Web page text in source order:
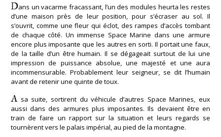
Dans un vacarme fracassant, l’un des modules heurta les restes
d’une maison près de leur position, pour s’écraser au sol. Il
s’ouvrit, comme une fleur qui éclot, des rampes d’accès tombant
de chaque côté. Un immense Space Marine dans une armure
encore plus imposante que les autres en sorti. Il portait une faux,
de la taille d’un être humain. Il se dégageait surtout de lui une
impression de puissance absolue, une majesté et une aura
incommensurable. Probablement leur seigneur, se dit l’humain
avant de retenir une quinte de toux.
Asa suite, sortirent du véhicule d’autres Space Marines, eux
aussi dans des armures plus imposantes. Ils devaient être en
train de faire un rapport sur la situation et leurs regards se
tournèrent vers le palais impérial, au pied de la montagne.